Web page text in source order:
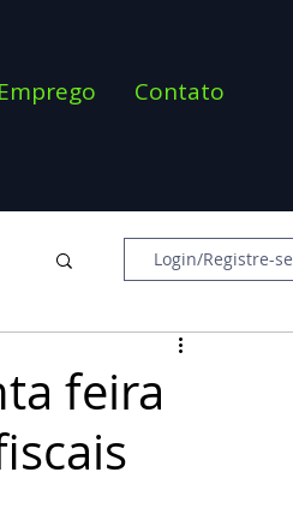
Contato
Login/Registre-se
feira